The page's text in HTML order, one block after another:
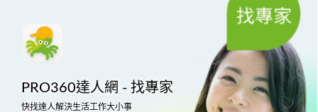
PRO360達人網 - 找專家
快找達人解決生活工作大小事